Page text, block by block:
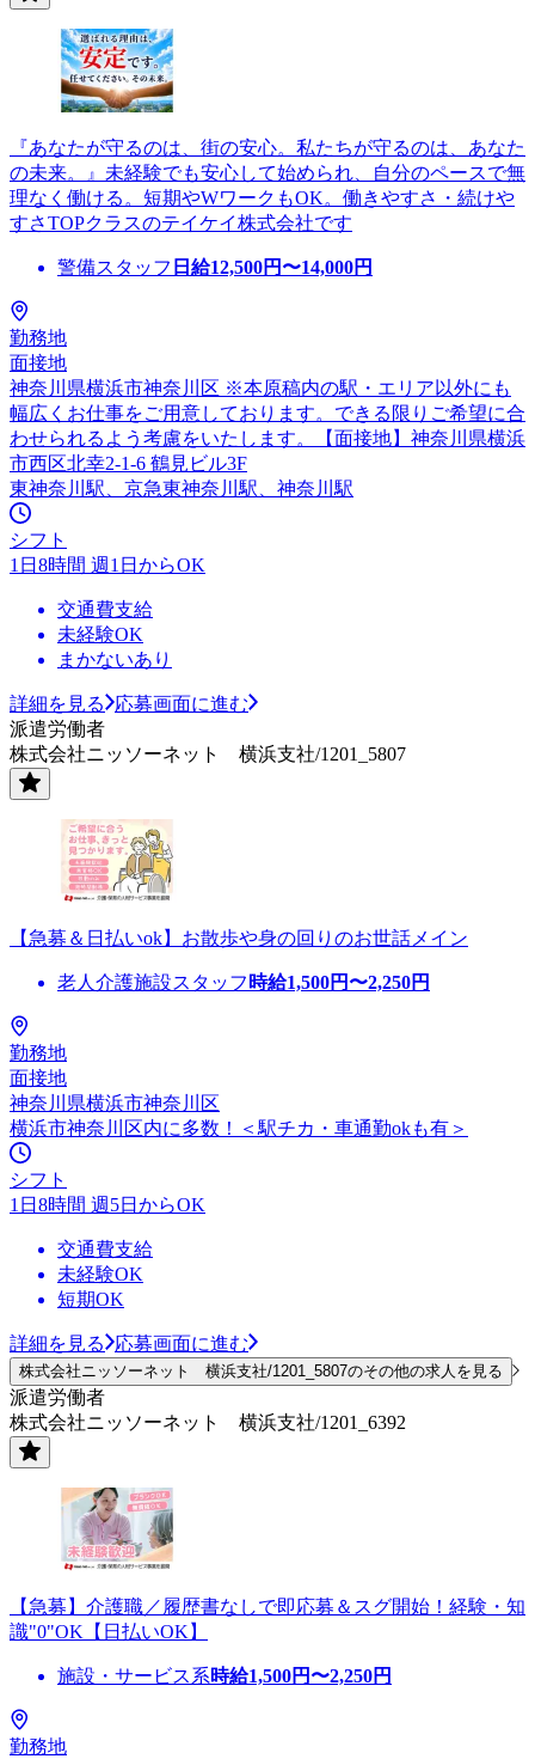
『あなたが守るのは、街の安心。私たちが守るのは、あなた
の未来。』未経験でも安心して始められ、自分のペースで無
理なく働ける。短期やWワークもOK。働きやすさ・続けや
すさTOPクラスのテイケイ株式会社です
警備スタッフ 日給12,500円〜14,000円
勤務地
面接地
神奈川県横浜市神奈川区 ※本原稿内の駅・エリア以外にも
幅広くお仕事をご用意しております。できる限りご希望に合
わせられるよう考慮をいたします。【面接地】神奈川県横浜
市西区北幸2-1-6 鶴見ビル3F
東神奈川駅、京急東神奈川駅、神奈川駅
シフト
1日8時間 週1日からOK
交通費支給
未経験OK
まかないあり
詳細を見る
応募画面に進む
派遣労働者
株式会社ニッソーネット 横浜支社/1201_5807
【急募＆日払いok】お散歩や身の回りのお世話メイン
老人介護施設スタッフ 時給1,500円〜2,250円
勤務地
面接地
神奈川県横浜市神奈川区
横浜市神奈川区内に多数！＜駅チカ・車通勤okも有＞
シフト
1日8時間 週5日からOK
交通費支給
未経験OK
短期OK
詳細を見る 応募画面に進む
株式会社ニッソーネット 横浜支社/1201_5807のその他の求人を見る
派遣労働者
株式会社ニッソーネット 横浜支社/1201_6392
【急募】介護職／履歴書なしで即応募＆スグ開始！経験・知
識"0"OK【日払いOK】
施設・サービス系時給1,500円〜2,250円
勤務地